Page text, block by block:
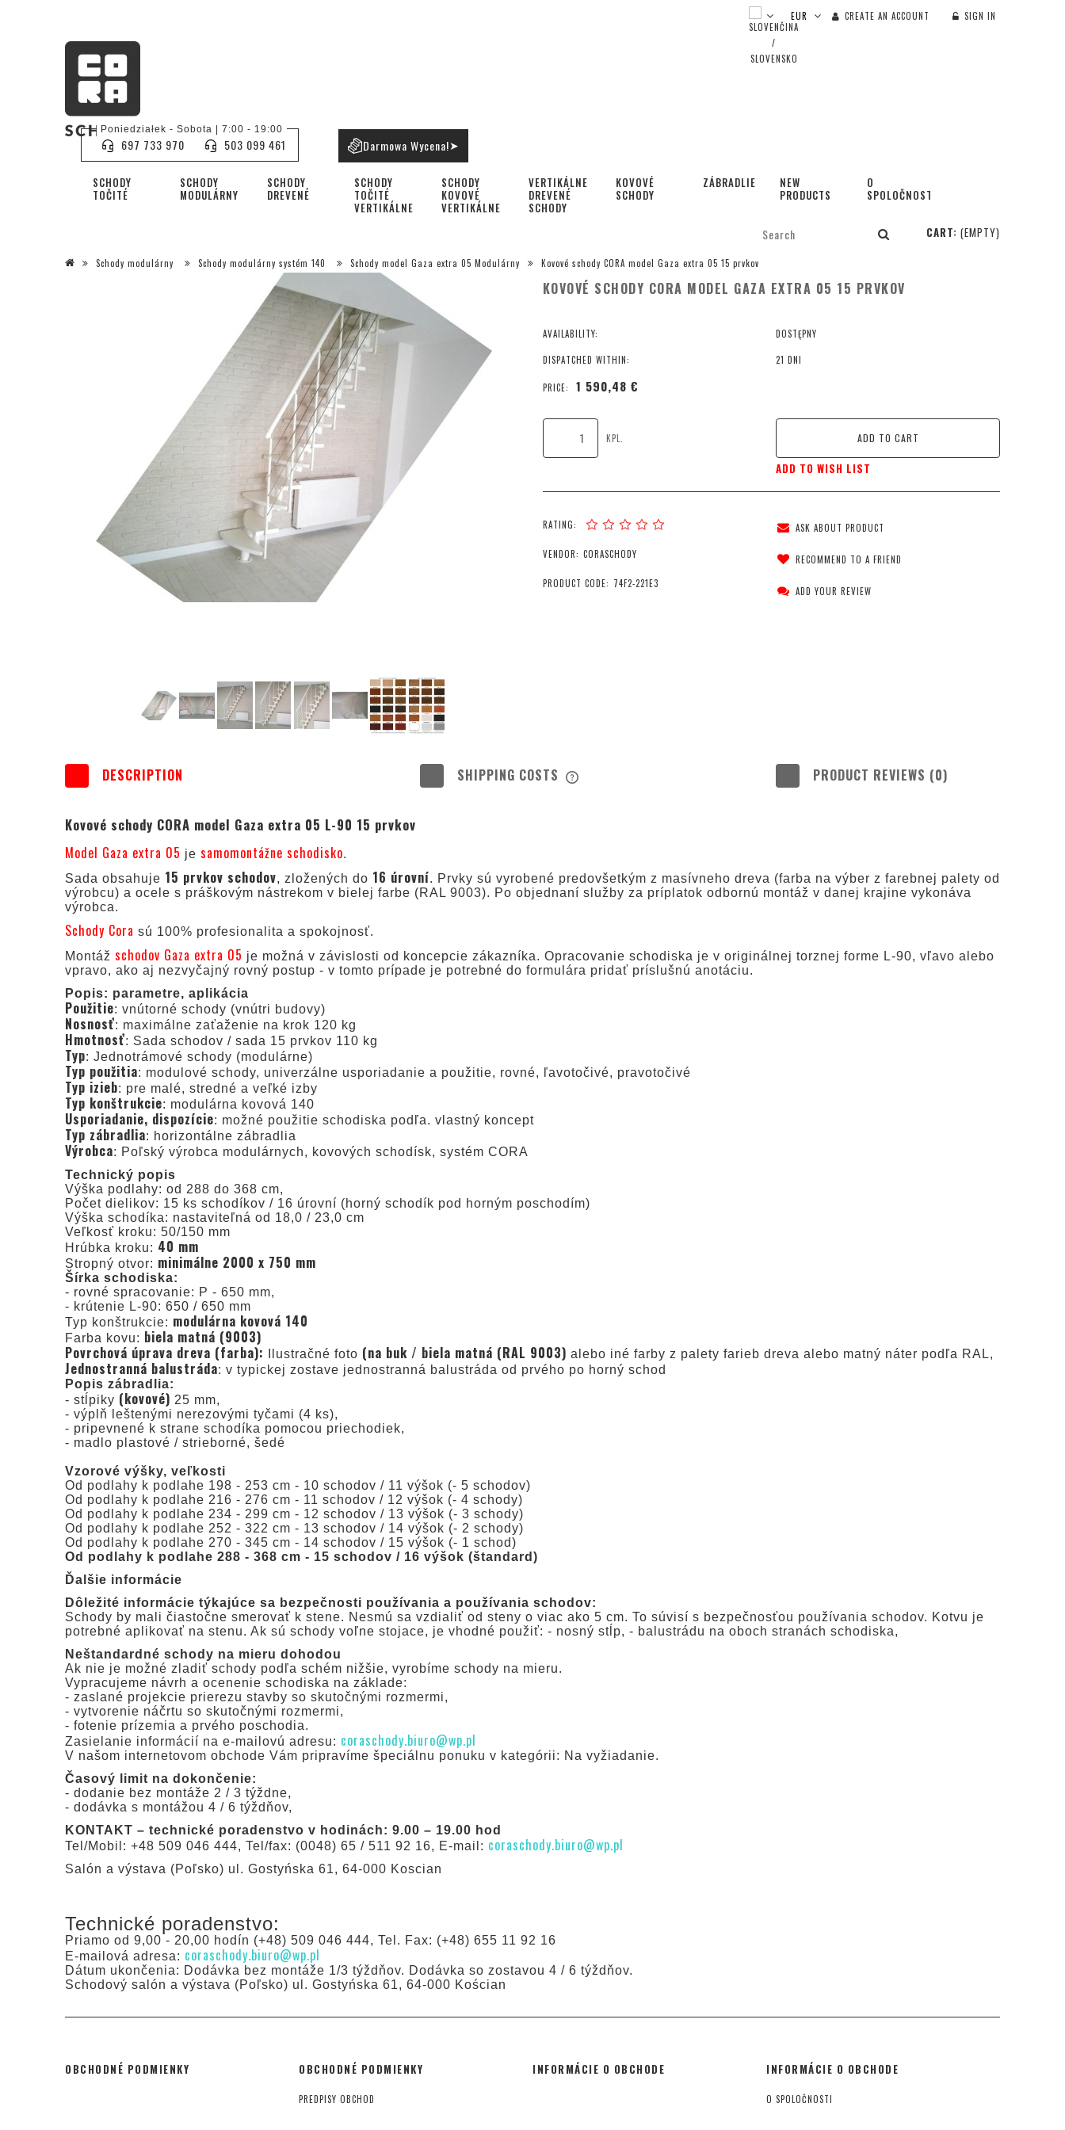
CREATE AN ACCOUNT SIGN IN
SCHODY
TOČITÉ
SCHODY
MODULÁRNY
SCHODY
DREVENÉ
SCHODY
TOČITÉ
VERTIKÁLNE
SCHODY
KOVOVÉ
VERTIKÁLNE
VERTIKÁLNE
DREVENÉ
SCHODY
KOVOVÉ
SCHODY
ZÁBRADLIE
NEW
PRODUCTS
O
SPOLOČNOSTI
Poniedziałek - Sobota | 7:00 - 19:00
697 733 970 503 099 461 Darmowa Wycena!➤
CART: (EMPTY)
Schody modulárny Schody modulárny systém 140 Schody model Gaza extra 05 Modulárny Kovové schody CORA model Gaza extra 05 15 prvkov
KOVOVÉ SCHODY CORA MODEL GAZA EXTRA 05 15 PRVKOV
AVAILABILITY: DOSTĘPNY
DISPATCHED WITHIN: 21 DNI
PRICE: 1 590,48 €
KPL. ADD TO CART
ADD TO WISH LIST
RATING:
VENDOR: CORASCHODY
PRODUCT CODE: 74F2-221E3
ASK ABOUT PRODUCT
RECOMMEND TO A FRIEND
ADD YOUR REVIEW
DESCRIPTION SHIPPING COSTS PRODUCT REVIEWS (0)
Kovové schody CORA model Gaza extra 05 L-90 15 prvkov
Model Gaza extra 05 je samomontážne schodisko.
Sada obsahuje 15 prvkov schodov, zložených do 16 úrovní. Prvky sú vyrobené predovšetkým z masívneho dreva (farba na výber z farebnej palety od
výrobcu) a ocele s práškovým nástrekom v bielej farbe (RAL 9003). Po objednaní služby za príplatok odbornú montáž v danej krajine vykonáva
výrobca.
Schody Cora sú 100% profesionalita a spokojnosť.
Montáž schodov Gaza extra 05 je možná v závislosti od koncepcie zákazníka. Opracovanie schodiska je v originálnej torznej forme L-90, vľavo alebo
vpravo, ako aj nezvyčajný rovný postup - v tomto prípade je potrebné do formulára pridať príslušnú anotáciu.
Popis: parametre, aplikácia
Použitie: vnútorné schody (vnútri budovy)
Nosnosť: maximálne zaťaženie na krok 120 kg
Hmotnosť: Sada schodov / sada 15 prvkov 110 kg
Typ: Jednotrámové schody (modulárne)
Typ použitia: modulové schody, univerzálne usporiadanie a použitie, rovné, ľavotočivé, pravotočivé
Typ izieb: pre malé, stredné a veľké izby
Typ konštrukcie: modulárna kovová 140
Usporiadanie, dispozície: možné použitie schodiska podľa. vlastný koncept
Typ zábradlia: horizontálne zábradlia
Výrobca: Poľský výrobca modulárnych, kovových schodísk, systém CORA
Technický popis
Výška podlahy: od 288 do 368 cm,
Počet dielikov: 15 ks schodíkov / 16 úrovní (horný schodík pod horným poschodím)
Výška schodíka: nastaviteľná od 18,0 / 23,0 cm
Veľkosť kroku: 50/150 mm
Hrúbka kroku: 40 mm
Stropný otvor: minimálne 2000 x 750 mm
Šírka schodiska:
- rovné spracovanie: P - 650 mm,
- krútenie L-90: 650 / 650 mm
Typ konštrukcie: modulárna kovová 140
Farba kovu: biela matná (9003)
Povrchová úprava dreva (farba):
Ilustračné foto (na buk / biela matná (RAL 9003) alebo iné farby z palety farieb dreva alebo matný náter podľa RAL,
Jednostranná balustráda: v typickej zostave jednostranná balustráda od prvého po horný schod
Popis zábradlia:
- stĺpiky (kovové) 25 mm,
- výplň leštenými nerezovými tyčami (4 ks),
- pripevnené k strane schodíka pomocou priechodiek,
- madlo plastové / strieborné, šedé
Vzorové výšky, veľkosti
Od podlahy k podlahe 198 - 253 cm - 10 schodov / 11 výšok (- 5 schodov)
Od podlahy k podlahe 216 - 276 cm - 11 schodov / 12 výšok (- 4 schody)
Od podlahy k podlahe 234 - 299 cm - 12 schodov / 13 výšok (- 3 schody)
Od podlahy k podlahe 252 - 322 cm - 13 schodov / 14 výšok (- 2 schody)
Od podlahy k podlahe 270 - 345 cm - 14 schodov / 15 výšok (- 1 schod)
Od podlahy k podlahe 288 - 368 cm - 15 schodov / 16 výšok (štandard)
Ďalšie informácie
Dôležité informácie týkajúce sa bezpečnosti používania a používania schodov:
Schody by mali čiastočne smerovať k stene. Nesmú sa vzdialiť od steny o viac ako 5 cm. To súvisí s bezpečnosťou používania schodov. Kotvu je
potrebné aplikovať na stenu. Ak sú schody voľne stojace, je vhodné použiť: - nosný stĺp, - balustrádu na oboch stranách schodiska,
Neštandardné schody na mieru dohodou
Ak nie je možné zladiť schody podľa schém nižšie, vyrobíme schody na mieru.
Vypracujeme návrh a ocenenie schodiska na základe:
- zaslané projekcie prierezu stavby so skutočnými rozmermi,
- vytvorenie náčrtu so skutočnými rozmermi,
- fotenie prízemia a prvého poschodia.
Zasielanie informácií na e-mailovú adresu: coraschody.biuro@wp.pl
V našom internetovom obchode Vám pripravíme špeciálnu ponuku v kategórii: Na vyžiadanie.
Časový limit na dokončenie:
- dodanie bez montáže 2 / 3 týždne,
- dodávka s montážou 4 / 6 týždňov,
KONTAKT – technické poradenstvo v hodinách: 9.00 – 19.00 hod
Tel/Mobil: +48 509 046 444, Tel/fax: (0048) 65 / 511 92 16, E-mail: coraschody.biuro@wp.pl
Salón a výstava (Poľsko) ul. Gostyńska 61, 64-000 Koscian
Technické poradenstvo:
Priamo od 9,00 - 20,00 hodín (+48) 509 046 444, Tel. Fax: (+48) 655 11 92 16
E-mailová adresa: coraschody.biuro@wp.pl
Dátum ukončenia: Dodávka bez montáže 1/3 týždňov. Dodávka so zostavou 4 / 6 týždňov.
Schodový salón a výstava (Poľsko) ul. Gostyńska 61, 64-000 Kościan
OBCHODNÉ PODMIENKY OBCHODNÉ PODMIENKY
PREDPISY OBCHOD
INFORMÁCIE O OBCHODE INFORMÁCIE O OBCHODE
O SPOLOČNOSTI